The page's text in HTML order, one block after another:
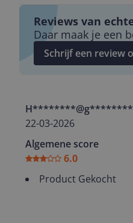
Reviews van
Daar maak je een
Schrijf een review
H********@g********
22-03-2026
Algemene score
6.0
Product Gekocht